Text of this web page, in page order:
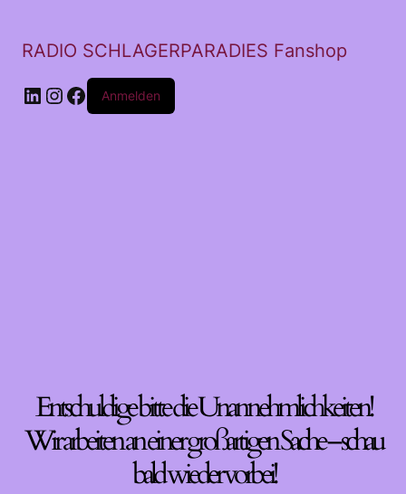
RADIO SCHLAGERPARADIES Fanshop
LinkedIn
Instagram
Facebook
Anmelden
Entschuldige bitte die Unannehmlichkeiten!
Wir arbeiten an einer großartigen Sache – schau
bald wieder vorbei!